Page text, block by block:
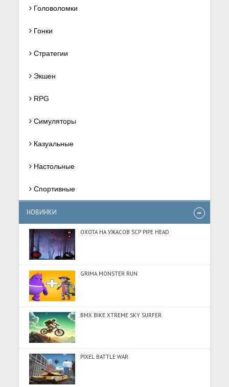
Головоломки
Гонки
Стратегии
Экшен
RPG
Симуляторы
Казуальные
Настольные
Спортивные
НОВИНКИ
ОХОТА НА УЖАСОВ SCP PIPE HEAD
GRIMA MONSTER RUN
BMX BIKE XTREME SKY SURFER
PIXEL BATTLE WAR